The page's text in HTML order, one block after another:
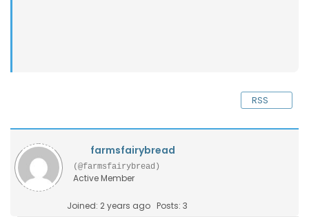
RSS
farmsfairybread
(@farmsfairybread)
Active Member
Joined: 2 years ago Posts: 3